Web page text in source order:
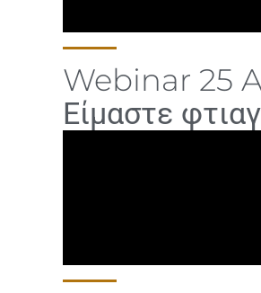
Webinar 25
Είμαστε